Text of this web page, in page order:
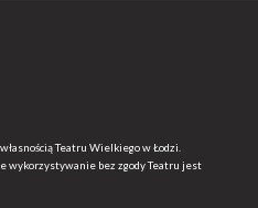
Teatru Wielkiego w Łodzi.
wykorzystywanie bez zgody Teatru jest